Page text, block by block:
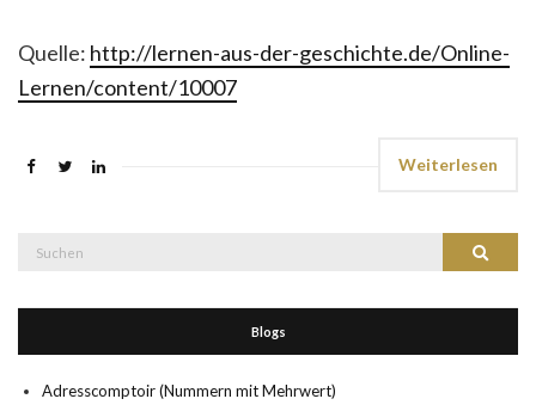
Quelle: http://lernen-aus-der-geschichte.de/Online-
Lernen/content/10007
Weiterlesen
Suchen
Blogs
Adresscomptoir (Nummern mit Mehrwert)